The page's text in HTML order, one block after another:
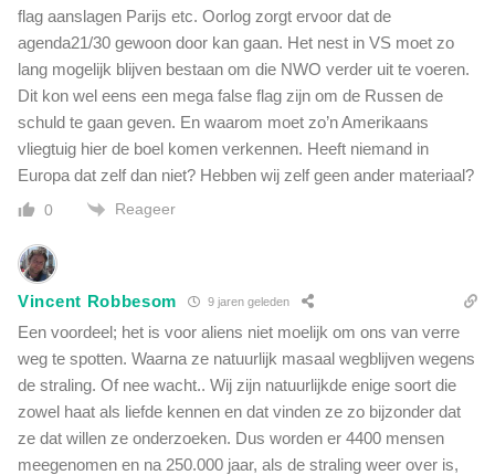
flag aanslagen Parijs etc. Oorlog zorgt ervoor dat de
agenda21/30 gewoon door kan gaan. Het nest in VS moet zo
lang mogelijk blijven bestaan om die NWO verder uit te voeren.
Dit kon wel eens een mega false flag zijn om de Russen de
schuld te gaan geven. En waarom moet zo’n Amerikaans
vliegtuig hier de boel komen verkennen. Heeft niemand in
Europa dat zelf dan niet? Hebben wij zelf geen ander materiaal?
0 Reageer
Vincent Robbesom 9 jaren geleden
Een voordeel; het is voor aliens niet moelijk om ons van verre
weg te spotten. Waarna ze natuurlijk masaal wegblijven wegens
de straling. Of nee wacht.. Wij zijn natuurlijkde enige soort die
zowel haat als liefde kennen en dat vinden ze zo bijzonder dat
ze dat willen ze onderzoeken. Dus worden er 4400 mensen
meegenomen en na 250.000 jaar, als de straling weer over is,